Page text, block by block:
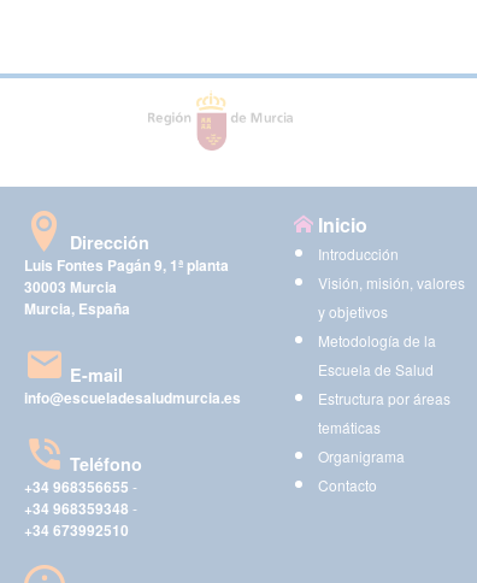
Dirección
Luis Fontes Pagán 9, 1ª planta
30003 Murcia
Murcia, España
E-mail
info@escueladesaludmurcia.es
Teléfono
+34 968356655 -
+34 968359348 -
+34 673992510
Inicio
Introducción
Visión, misión, valores
y objetivos
Metodología de la
Escuela de Salud
Estructura por áreas
temáticas
Organigrama
Contacto